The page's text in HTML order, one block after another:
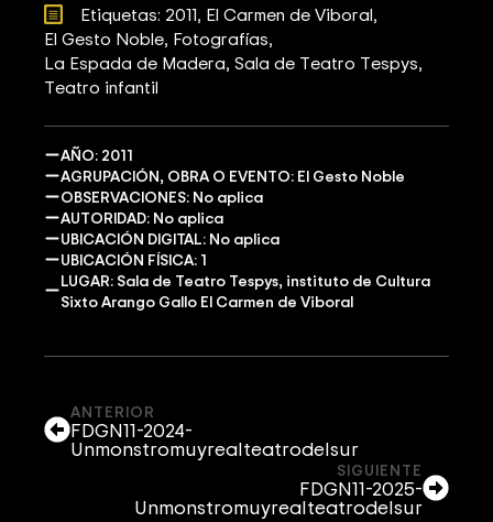
Etiquetas: 2011 El Carmen de Viboral
El Gesto Noble Fotografías
La Espada de Madera Sala de Teatro Tespys
Teatro infantil
AÑO: 2011
AGRUPACIÓN, OBRA O EVENTO: El Gesto Noble
OBSERVACIONES: No aplica
AUTORIDAD: No aplica
UBICACIÓN DIGITAL: No aplica
UBICACIÓN FÍSICA: 1
LUGAR: Sala de Teatro Tespys, instituto de Cultura
Sixto Arango Gallo El Carmen de Viboral
ANTERIOR
FDGN11-2024-
Unmonstromuyrealteatrodelsur
SIGUIENTE
FDGN11-2025-
Unmonstromuyrealteatrodelsur